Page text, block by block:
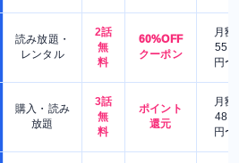
読み放題・
レンタル
2話
無
料
60%OFF
クーポン
月額
550
円〜
購入・読み
放題
3話
無
料
ポイント
還元
月額
480
円〜